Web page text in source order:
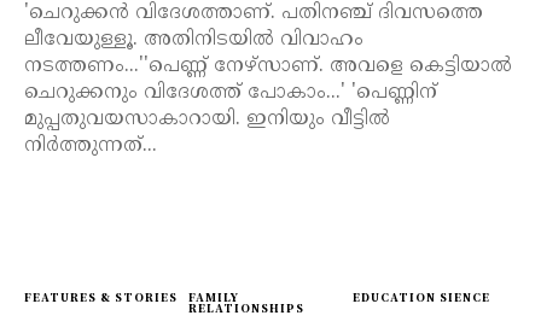
'ചെറുക്കൻ വിദേശത്താണ്. പതിനഞ്ച് ദിവസത്തെ
ലീവേയുള്ളൂ. അതിനിടയിൽ വിവാഹം
നടത്തണം...''പെണ്ണ് നേഴ്സാണ്. അവളെ കെട്ടിയാൽ
ചെറുക്കനും വിദേശത്ത് പോകാം...' 'പെണ്ണിന്
മുപ്പതുവയസാകാറായി. ഇനിയും വീട്ടിൽ
നിർത്തുന്നത്...
FEATURES & STORIES FAMILY
RELATIONSHIPS
EDUCATION SIENCE